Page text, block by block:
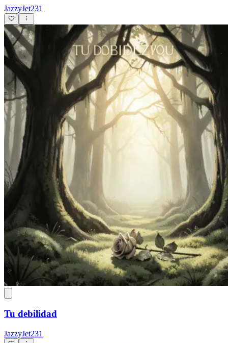
JazzyJet231
Tu debilidad
JazzyJet231